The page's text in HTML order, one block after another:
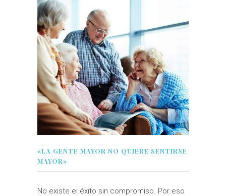
«LA GENTE MAYOR NO QUIERE SENTIRSE
MAYOR»
No existe el éxito sin compromiso. Por eso